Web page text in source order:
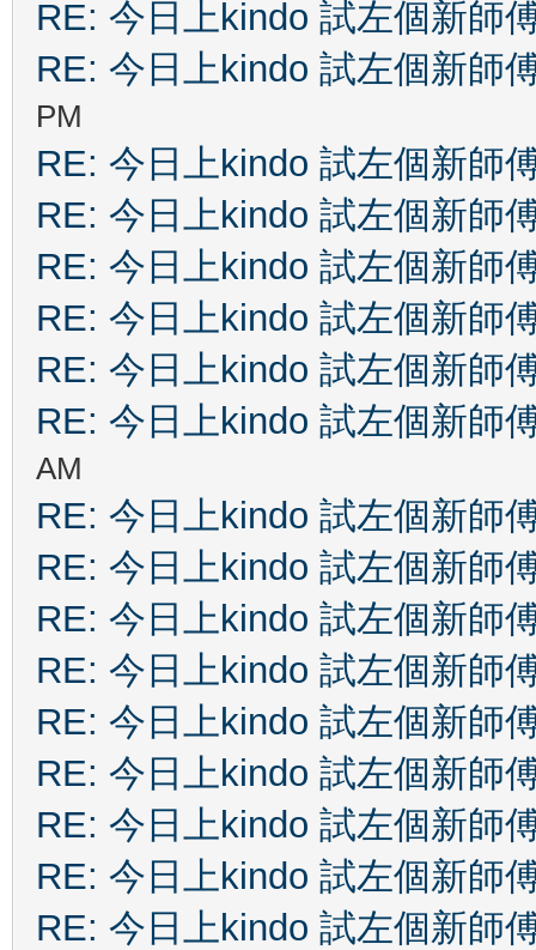
RE: 今日上kindo 試左個新師
RE: 今日上kindo 試左個新師
PM
RE: 今日上kindo 試左個新師
RE: 今日上kindo 試左個新師
RE: 今日上kindo 試左個新師
RE: 今日上kindo 試左個新師
RE: 今日上kindo 試左個新師
RE: 今日上kindo 試左個新師
AM
RE: 今日上kindo 試左個新師
RE: 今日上kindo 試左個新師
RE: 今日上kindo 試左個新師
RE: 今日上kindo 試左個新師
RE: 今日上kindo 試左個新師
RE: 今日上kindo 試左個新師
RE: 今日上kindo 試左個新師
RE: 今日上kindo 試左個新師
RE: 今日上kindo 試左個新師